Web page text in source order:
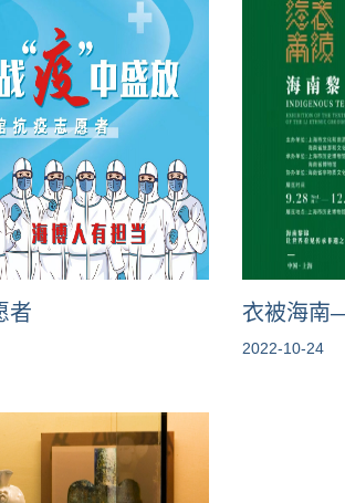
者 衣被海南
2022-10-24